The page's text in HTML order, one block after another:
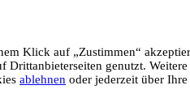
Klick auf „Zustimmen“
genutzt.
ablehnen oder jederzeit über Ihre